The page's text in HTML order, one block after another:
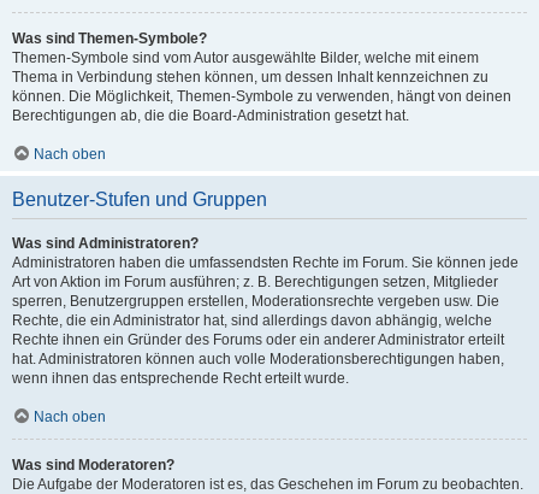
Was sind Themen-Symbole?
Themen-Symbole sind vom Autor ausgewählte Bilder, welche mit einem
Thema in Verbindung stehen können, um dessen Inhalt kennzeichnen zu
können. Die Möglichkeit, Themen-Symbole zu verwenden, hängt von deinen
Berechtigungen ab, die die Board-Administration gesetzt hat.
Nach oben
Benutzer-Stufen und Gruppen
Was sind Administratoren?
Administratoren haben die umfassendsten Rechte im Forum. Sie können jede
Art von Aktion im Forum ausführen; z. B. Berechtigungen setzen, Mitglieder
sperren, Benutzergruppen erstellen, Moderationsrechte vergeben usw. Die
Rechte, die ein Administrator hat, sind allerdings davon abhängig, welche
Rechte ihnen ein Gründer des Forums oder ein anderer Administrator erteilt
hat. Administratoren können auch volle Moderationsberechtigungen haben,
wenn ihnen das entsprechende Recht erteilt wurde.
Nach oben
Was sind Moderatoren?
Die Aufgabe der Moderatoren ist es, das Geschehen im Forum zu beobachten.